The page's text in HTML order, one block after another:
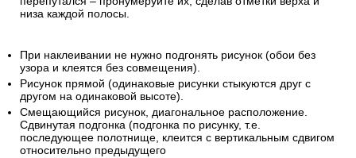
низа каждой полосы.
При наклеивании не нужно подгонять рисунок (обои без
узора и клеятся без совмещения).
Рисунок прямой (одинаковые рисунки стыкуются друг с
другом на одинаковой высоте).
Смещающийся рисунок, диагональное расположение.
Сдвинутая подгонка (подгонка по рисунку, т.е.
последующее полотнище, клеится с вертикальным сдвигом
относительно предыдущего